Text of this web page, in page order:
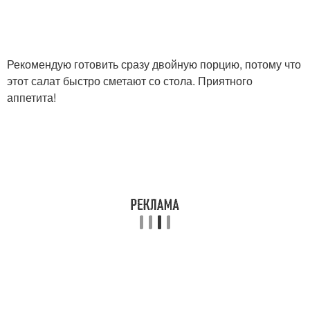
Рекомендую готовить сразу двойную порцию, потому что
этот салат быстро сметают со стола. Приятного
аппетита!